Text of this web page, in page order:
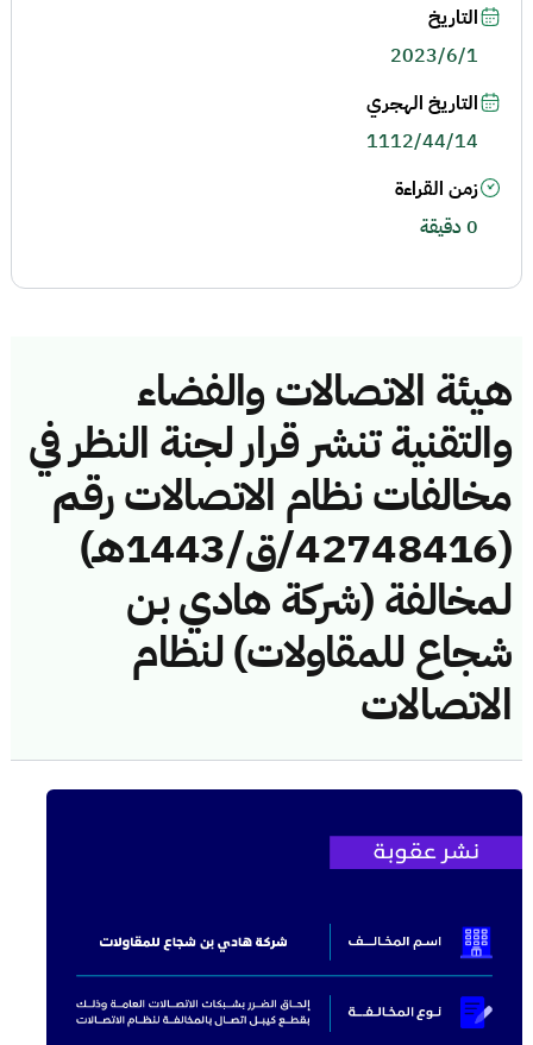
هيئة الاتصالات والفضاء
والتقنية تنشر قرار لجنة النظر في
مخالفات نظام الاتصالات رقم
(42748416/ق/1443هـ)
لمخالفة (شركة هادي بن
شجاع للمقاولات) لنظام
الاتصالات
التاريخ
2023/6/1
التاريخ الهجري
1112/44/14
زمن القراءة
0 دقيقة